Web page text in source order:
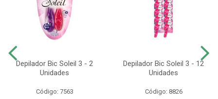
Depilador Bic Soleil 3 - 2
Unidades
Código: 7563
Depilador Bic Soleil 3 - 12
Unidades
Código: 8826